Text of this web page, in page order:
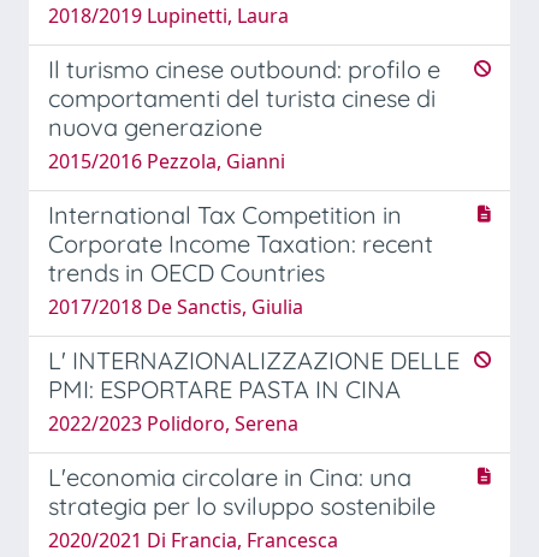
2018/2019 Lupinetti, Laura
Il turismo cinese outbound: profilo e
comportamenti del turista cinese di
nuova generazione
2015/2016 Pezzola, Gianni
International Tax Competition in
Corporate Income Taxation: recent
trends in OECD Countries
2017/2018 De Sanctis, Giulia
L' INTERNAZIONALIZZAZIONE DELLE
PMI: ESPORTARE PASTA IN CINA
2022/2023 Polidoro, Serena
L'economia circolare in Cina: una
strategia per lo sviluppo sostenibile
2020/2021 Di Francia, Francesca